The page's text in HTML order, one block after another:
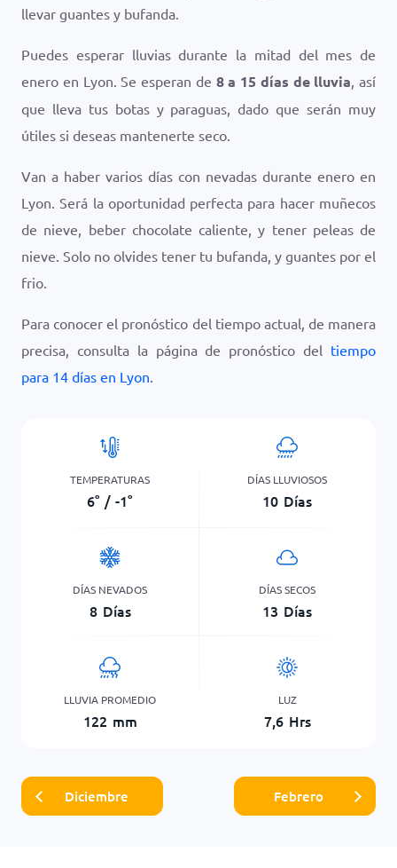
llevar guantes y bufanda.
Puedes esperar lluvias durante la mitad del mes de
enero en Lyon. Se esperan de 8 a 15 días de lluvia, así
que lleva tus botas y paraguas, dado que serán muy
útiles si deseas mantenerte seco.
Van a haber varios días con nevadas durante enero en
Lyon. Será la oportunidad perfecta para hacer muñecos
de nieve, beber chocolate caliente, y tener peleas de
nieve. Solo no olvides tener tu bufanda, y guantes por el
frio.
Para conocer el pronóstico del tiempo actual, de manera
precisa, consulta la página de pronóstico del tiempo
para 14 días en Lyon.
TEMPERATURAS
6° / -1°
DÍAS LLUVIOSOS
10 Días
DÍAS NEVADOS
8 Días
DÍAS SECOS
13 Días
LLUVIA PROMEDIO
122 mm
LUZ
7,6 Hrs
Diciembre Febrero